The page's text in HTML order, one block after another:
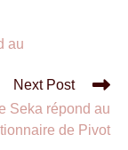
au
Next Post
Seka répond au
de Pivot